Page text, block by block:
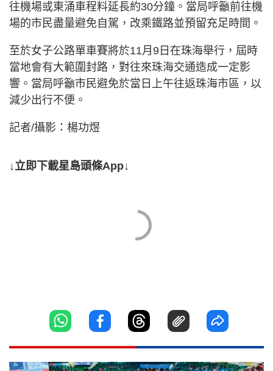
往機場或東涌車程料延長約30分鐘。當局呼籲前往機
場的市民盡量避免自駕，改乘鐵路並預留充足時間。
至於女子公路單車賽將於11月9日在珠海舉行，屆時
當地會有大範圍封路，對往來珠海交通造成一定影
響。當局呼籲市民避免於當日上午往返珠海市區，以
減少出行不便。
記者/攝影：楊功煜
↓立即下載星島頭條App↓